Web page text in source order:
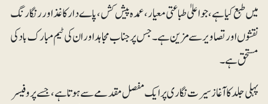
میں طبع کیا ہے، جو اعلیٰ طباعتی معیار ، عمدہ پیش کش، پاے دار کاغذ اور رنگا رنگ
نقشوں اور تصاویر سے مزین ہے۔ جس پر جناب مجاہد اور ان کی ٹیم مبارک باد کی
مستحق ہے۔
پہلی جلد کا آغاز سیرت نگاری پر ایک مفصل مقدمے سے ہوتا ہے، جسے پروفیسر